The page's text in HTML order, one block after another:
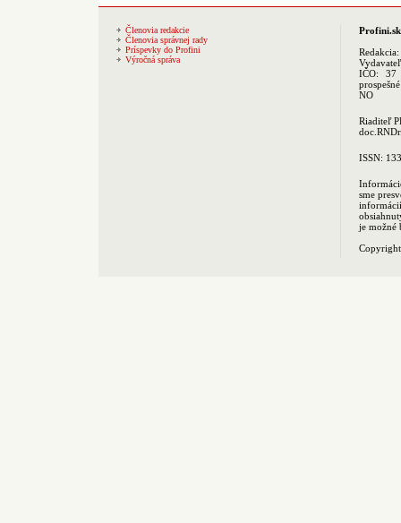
Členovia redakcie
Členovia správnej rady
Príspevky do Profini
Výročná správa
Profini.sk
Redakcia:
IČO: 37
NO
Riaditeľ
ISSN:
sme
je možné